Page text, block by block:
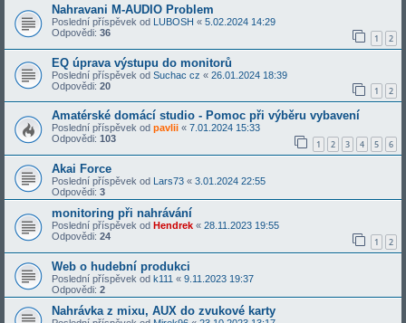
Nahravani M-AUDIO Problem
Poslední příspěvek od LUBOSH « 5.02.2024 14:29
Odpovědi: 36 1 2
EQ úprava výstupu do monitorů
Poslední příspěvek od Suchac cz « 26.01.2024 18:39
Odpovědi: 20 1 2
Amatérské domácí studio - Pomoc při výběru vybavení
Poslední příspěvek od pavlii « 7.01.2024 15:33
Odpovědi: 103 1 2 3 4 5 6
Akai Force
Poslední příspěvek od Lars73 « 3.01.2024 22:55
Odpovědi: 3
monitoring při nahrávání
Poslední příspěvek od Hendrek « 28.11.2023 19:55
Odpovědi: 24 1 2
Web o hudební produkci
Poslední příspěvek od k111 « 9.11.2023 19:37
Odpovědi: 2
Nahrávka z mixu, AUX do zvukové karty